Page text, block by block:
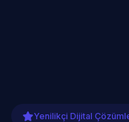
Yenilikçi Dijital